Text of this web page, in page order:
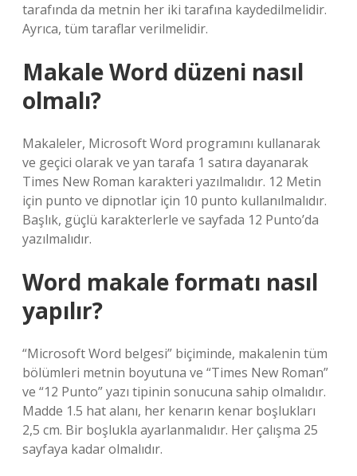
tarafında da metnin her iki tarafına kaydedilmelidir.
Ayrıca, tüm taraflar verilmelidir.
Makale Word düzeni nasıl
olmalı?
Makaleler, Microsoft Word programını kullanarak
ve geçici olarak ve yan tarafa 1 satıra dayanarak
Times New Roman karakteri yazılmalıdır. 12 Metin
için punto ve dipnotlar için 10 punto kullanılmalıdır.
Başlık, güçlü karakterlerle ve sayfada 12 Punto’da
yazılmalıdır.
Word makale formatı nasıl
yapılır?
“Microsoft Word belgesi” biçiminde, makalenin tüm
bölümleri metnin boyutuna ve “Times New Roman”
ve “12 Punto” yazı tipinin sonucuna sahip olmalıdır.
Madde 1.5 hat alanı, her kenarın kenar boşlukları
2,5 cm. Bir boşlukla ayarlanmalıdır. Her çalışma 25
sayfaya kadar olmalıdır.